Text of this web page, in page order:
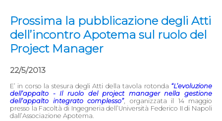
Prossima la pubblicazione degli Atti
dell’incontro Apotema sul ruolo del
Project Manager
22/5/2013
E’ in corso la stesura degli Atti della tavola rotonda “L’evoluzione
dell’appalto - Il ruolo del project manager nella gestione
dell’appalto integrato complesso”, organizzata il 14 maggio
presso la Facoltà di Ingegneria dell’Università Federico II di Napoli
dall’Associazione Apotema.